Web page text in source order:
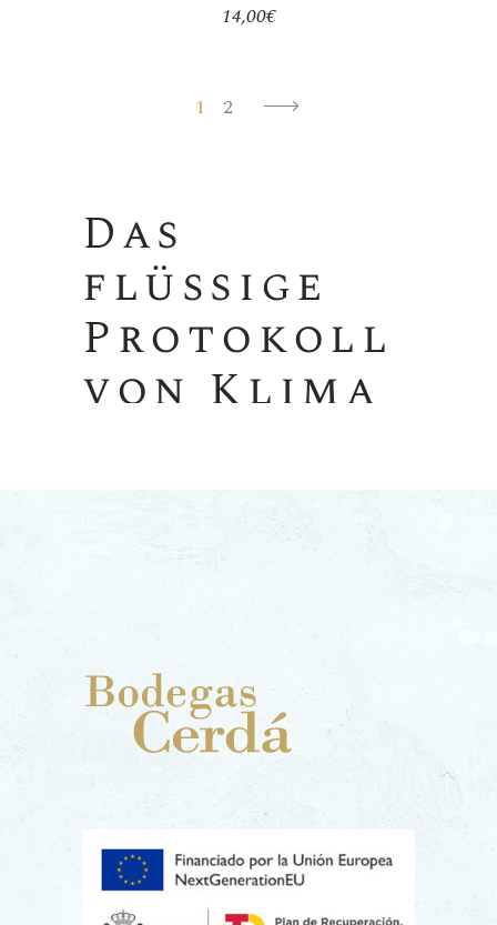
14,00€
1 2
Das
flüssige
Protokoll
von Klima
menschlic
Rotwein ist nicht nur ein
Getränk; er ist das flüssige
Sonne, Regen, Wind und
menschlicher Arbeit. Er ist die
Königsklasse par excellence,